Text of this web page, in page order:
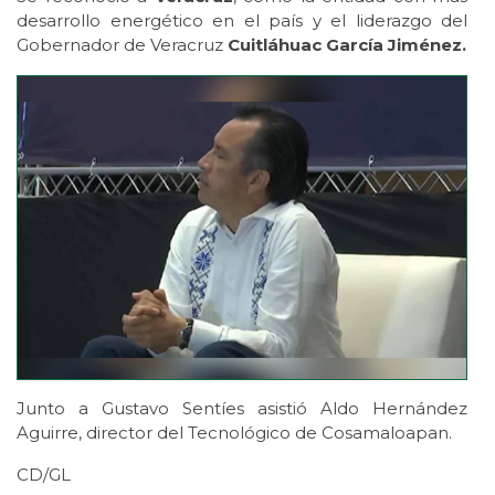
desarrollo energético en el país y el liderazgo del
Gobernador de Veracruz Cuitláhuac García Jiménez.
Junto a Gustavo Sentíes asistió Aldo Hernández
Aguirre, director del Tecnológico de Cosamaloapan.
CD/GL